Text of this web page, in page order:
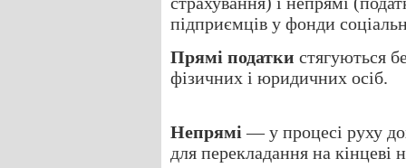
підприємців у фонди
Прямі податки стягуються
фізичних і юридичних осіб.
Непрямі — у процесі руху
для перекладання на кінцеві